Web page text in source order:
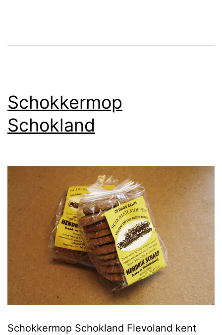
Schokkermop
Schokland
Schokkermop Schokland Flevoland kent